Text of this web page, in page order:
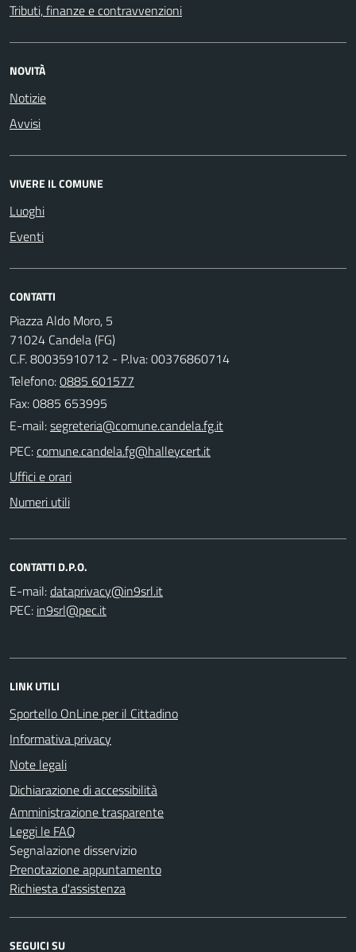
Tributi, finanze e contravvenzioni
NOVITÀ
Notizie
Avvisi
VIVERE IL COMUNE
Luoghi
Eventi
CONTATTI
Piazza Aldo Moro, 5
71024 Candela (FG)
C.F. 80035910712 - P.Iva: 00376860714
Telefono:0885 601577
Fax: 0885 653995
E-mail:
PEC:
Uffici e orari
Numeri utili
CONTATTI D.P.O.
E-mail:
PEC:
LINK UTILI
Sportello OnLine per il Cittadino
Informativa privacy
Note legali
Dichiarazione di accessibilità
Amministrazione trasparente
Leggi le FAQ
Segnalazione disservizio
Prenotazione appuntamento
Richiesta d'assistenza
SEGUICI SU